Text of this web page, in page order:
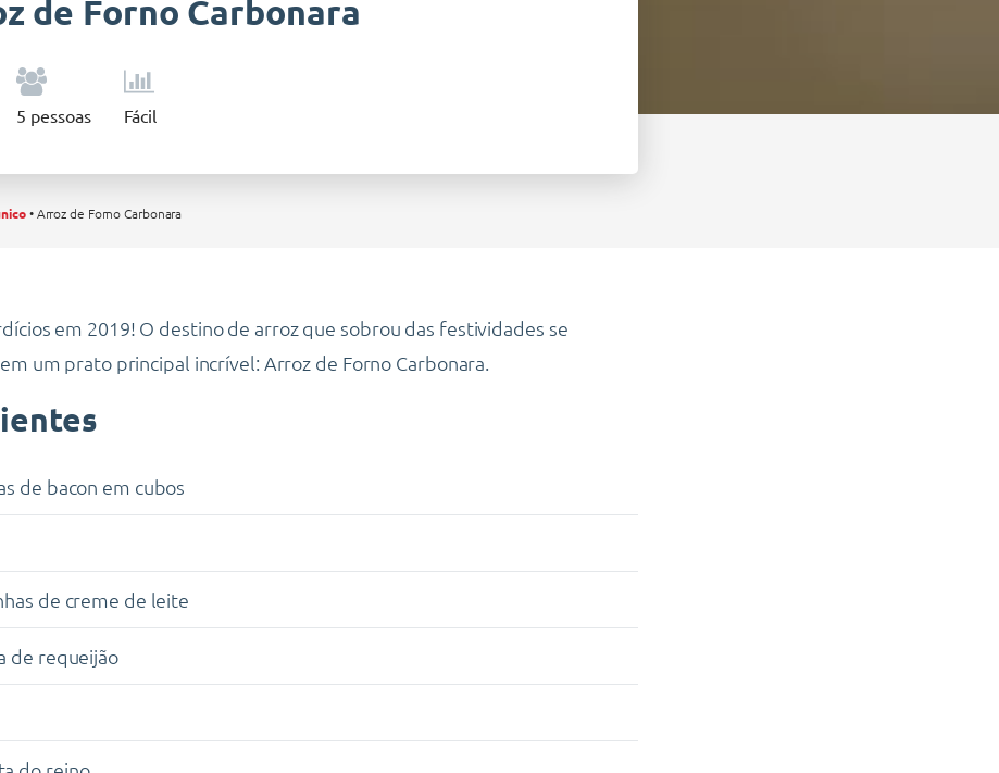
de Forno Carbonara
5 pessoas Fácil
•Arroz de Forno Carbonara
em 2019! O destino de arroz que sobrou das festividades se
um prato principal incrível: Arroz de Forno Carbonara.
de bacon em cubos
de creme de leite
de requeijão